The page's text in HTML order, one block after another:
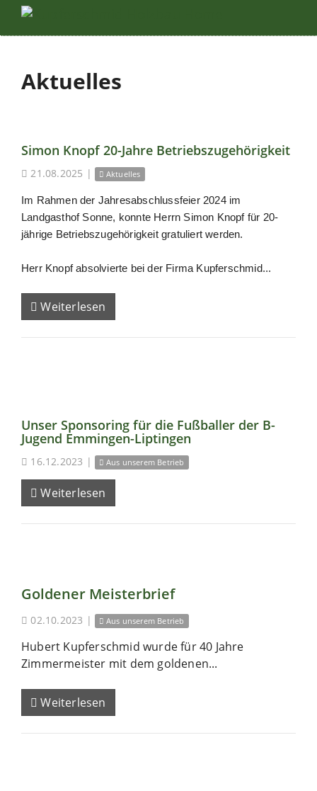
Aktuelles
Simon Knopf 20-Jahre Betriebszugehörigkeit
21.08.2025 | Aktuelles
Im Rahmen der Jahresabschlussfeier 2024 im
Landgasthof Sonne, konnte Herrn Simon Knopf für 20-
jährige Betriebszugehörigkeit gratuliert werden.
Herr Knopf absolvierte bei der Firma Kupferschmid...
Weiterlesen
Unser Sponsoring für die Fußballer der B-
Jugend Emmingen-Liptingen
16.12.2023 | Aus unserem Betrieb
Weiterlesen
Goldener Meisterbrief
02.10.2023 | Aus unserem Betrieb
Hubert Kupferschmid wurde für 40 Jahre
Zimmermeister mit dem goldenen...
Weiterlesen